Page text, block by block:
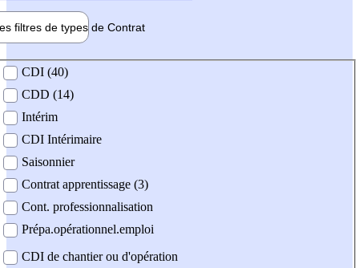
filtres de types de Contrat
contrat
CDI (40)
CDD (14)
Intérim
CDI Intérimaire
Saisonnier
Contrat apprentissage (3)
Cont. professionnalisation
Prépa.opérationnel.emploi
CDI de chantier ou d'opération